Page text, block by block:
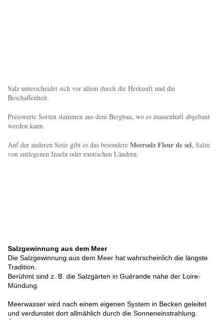
Salz unterscheidet sich vor allem durch die Herkunft und die
Beschaffenheit.
Preiswerte Sorten stammen aus dem Bergbau, wo es massenhaft abgebaut
werden kann.
Auf der anderen Seite gibt es das besondere Meersalz Fleur de sel, Salze
von entlegenen Inseln oder exotischen Ländern.
Salzgewinnung aus dem Meer
Die Salzgewinnung aus dem Meer hat wahrscheinlich die längste
Tradition.
Berühmt sind z. B. die Salzgärten in Guérande nahe der Loire-
Mündung.
Meerwasser wird nach einem eigenen System in Becken geleitet
und verdunstet dort allmählich durch die Sonneneinstrahlung.